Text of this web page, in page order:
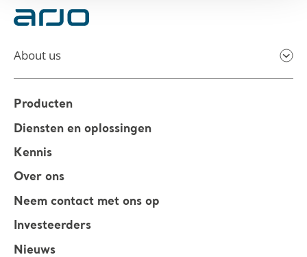
About us
Producten
Diensten en oplossingen
Kennis
Over ons
Neem contact met ons op
Investeerders
Nieuws